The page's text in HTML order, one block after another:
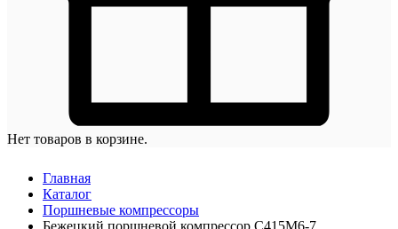
Нет товаров в корзине.
Главная
Каталог
Поршневые компрессоры